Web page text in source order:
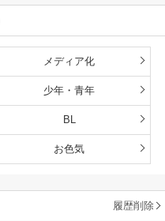
メディア化
少年・青年
BL
お色気
履歴削除